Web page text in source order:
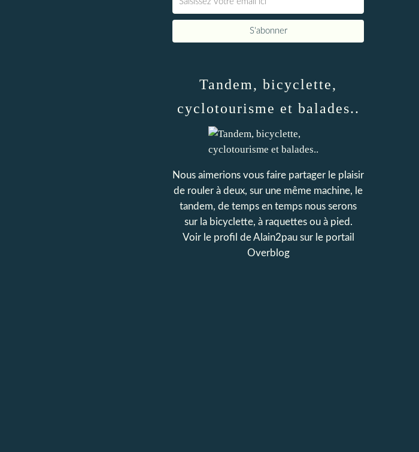
Tandem, bicyclette,
cyclotourisme et balades..
Nous aimerions vous faire partager le plaisir
de rouler à deux, sur une même machine, le
tandem, de temps en temps nous serons
sur la bicyclette, à raquettes ou à pied.
Voir le profil deAlain2pausur le portail
Overblog